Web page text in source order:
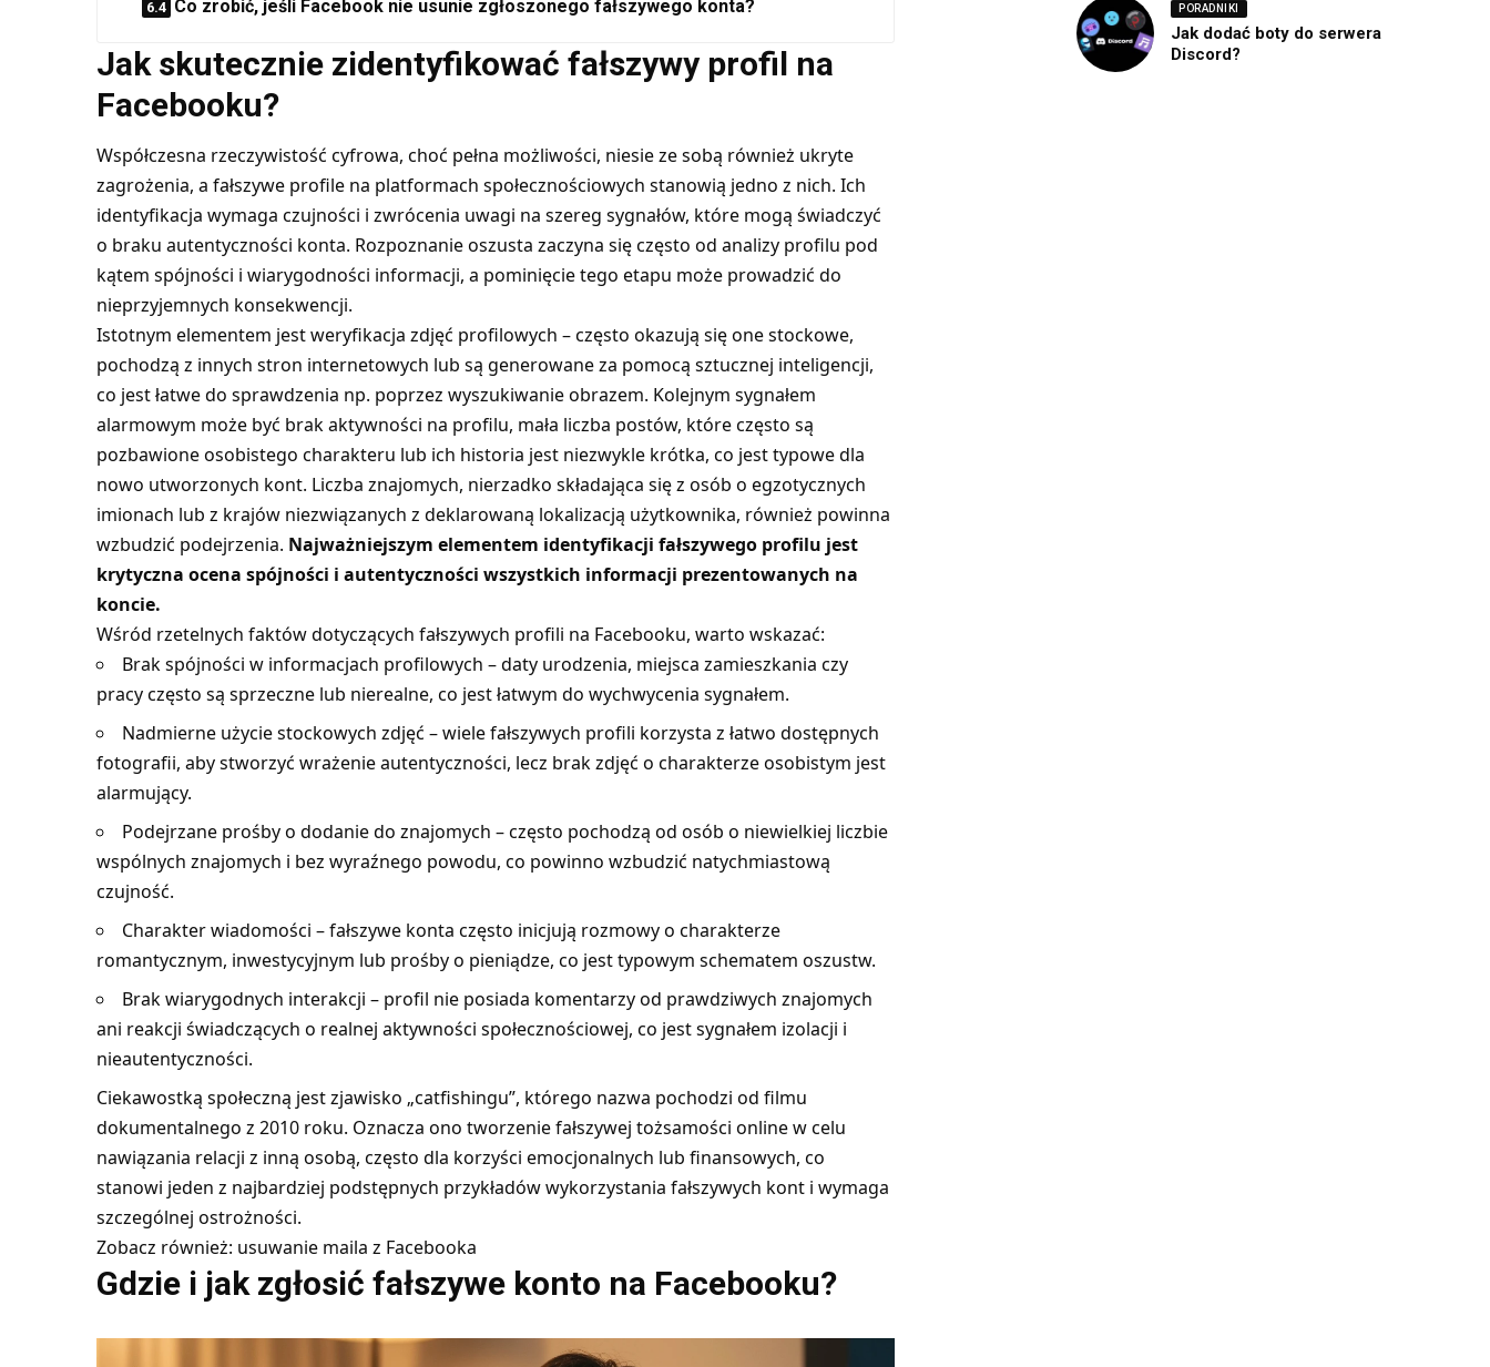
Co zrobić, jeśli Facebook nie usunie zgłoszonego fałszywego konta?
Jak skutecznie zidentyfikować fałszywy profil na
Facebooku?
Współczesna rzeczywistość cyfrowa, choć pełna możliwości, niesie ze sobą również ukryte
zagrożenia, a fałszywe profile na platformach społecznościowych stanowią jedno z nich. Ich
identyfikacja wymaga czujności i zwrócenia uwagi na szereg sygnałów, które mogą świadczyć
o braku autentyczności konta. Rozpoznanie oszusta zaczyna się często od analizy profilu pod
kątem spójności i wiarygodności informacji, a pominięcie tego etapu może prowadzić do
nieprzyjemnych konsekwencji.
Istotnym elementem jest weryfikacja zdjęć profilowych – często okazują się one stockowe,
pochodzą z innych stron internetowych lub są generowane za pomocą sztucznej inteligencji,
co jest łatwe do sprawdzenia np. poprzez wyszukiwanie obrazem. Kolejnym sygnałem
alarmowym może być brak aktywności na profilu, mała liczba postów, które często są
pozbawione osobistego charakteru lub ich historia jest niezwykle krótka, co jest typowe dla
nowo utworzonych kont. Liczba znajomych, nierzadko składająca się z osób o egzotycznych
imionach lub z krajów niezwiązanych z deklarowaną lokalizacją użytkownika, również powinna
wzbudzić podejrzenia. Najważniejszym elementem identyfikacji fałszywego profilu jest
krytyczna ocena spójności i autentyczności wszystkich informacji prezentowanych na
koncie.
Wśród rzetelnych faktów dotyczących fałszywych profili na Facebooku, warto wskazać:
Brak spójności w informacjach profilowych – daty urodzenia, miejsca zamieszkania czy
pracy często są sprzeczne lub nierealne, co jest łatwym do wychwycenia sygnałem.
Nadmierne użycie stockowych zdjęć – wiele fałszywych profili korzysta z łatwo dostępnych
fotografii, aby stworzyć wrażenie autentyczności, lecz brak zdjęć o charakterze osobistym jest
alarmujący.
Podejrzane prośby o dodanie do znajomych – często pochodzą od osób o niewielkiej liczbie
wspólnych znajomych i bez wyraźnego powodu, co powinno wzbudzić natychmiastową
czujność.
Charakter wiadomości – fałszywe konta często inicjują rozmowy o charakterze
romantycznym, inwestycyjnym lub prośby o pieniądze, co jest typowym schematem oszustw.
Brak wiarygodnych interakcji – profil nie posiada komentarzy od prawdziwych znajomych
ani reakcji świadczących o realnej aktywności społecznościowej, co jest sygnałem izolacji i
nieautentyczności.
Ciekawostką społeczną jest zjawisko „catfishingu”, którego nazwa pochodzi od filmu
dokumentalnego z 2010 roku. Oznacza ono tworzenie fałszywej tożsamości online w celu
nawiązania relacji z inną osobą, często dla korzyści emocjonalnych lub finansowych, co
stanowi jeden z najbardziej podstępnych przykładów wykorzystania fałszywych kont i wymaga
szczególnej ostrożności.
Zobacz również: usuwanie maila z Facebooka
Gdzie i jak zgłosić fałszywe konto na Facebooku?
PORADNIKI
Jak dodać boty do serwera
Discord?